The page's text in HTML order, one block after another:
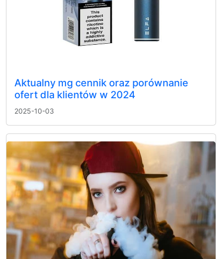
Aktualny mg cennik oraz porównanie
ofert dla klientów w 2024
2025-10-03